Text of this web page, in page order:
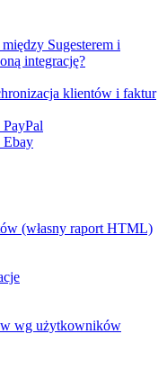
Sugesterem i
integrację?
klientów i faktur
Ebay
(własny raport HTML)
wg użytkowników